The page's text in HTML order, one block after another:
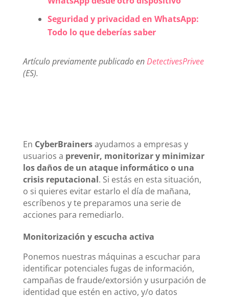
Seguridad y privacidad en WhatsApp:
Todo lo que deberías saber
Artículo previamente publicado enDetectivesPrivee
(ES).
En CyberBrainersayudamos a empresas y
usuarios a prevenir, monitorizar y minimizar
los daños de un ataque informático o una
crisis reputacional. Si estás en esta situación,
o si quieres evitar estarlo el día de mañana,
escríbenos y te preparamos una serie de
acciones para remediarlo.
Monitorización y escucha activa
Ponemos nuestras máquinas a escuchar para
identificar potenciales fugas de información,
campañas de fraude/extorsión y usurpación de
identidad que estén en activo, y/o datos